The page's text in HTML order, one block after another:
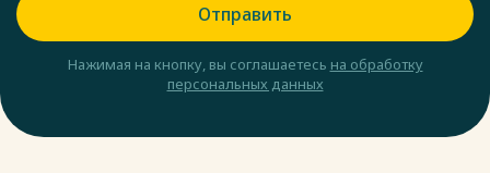
Отправить
Нажимая на кнопку, вы соглашаетесь на обработку
персональных данных